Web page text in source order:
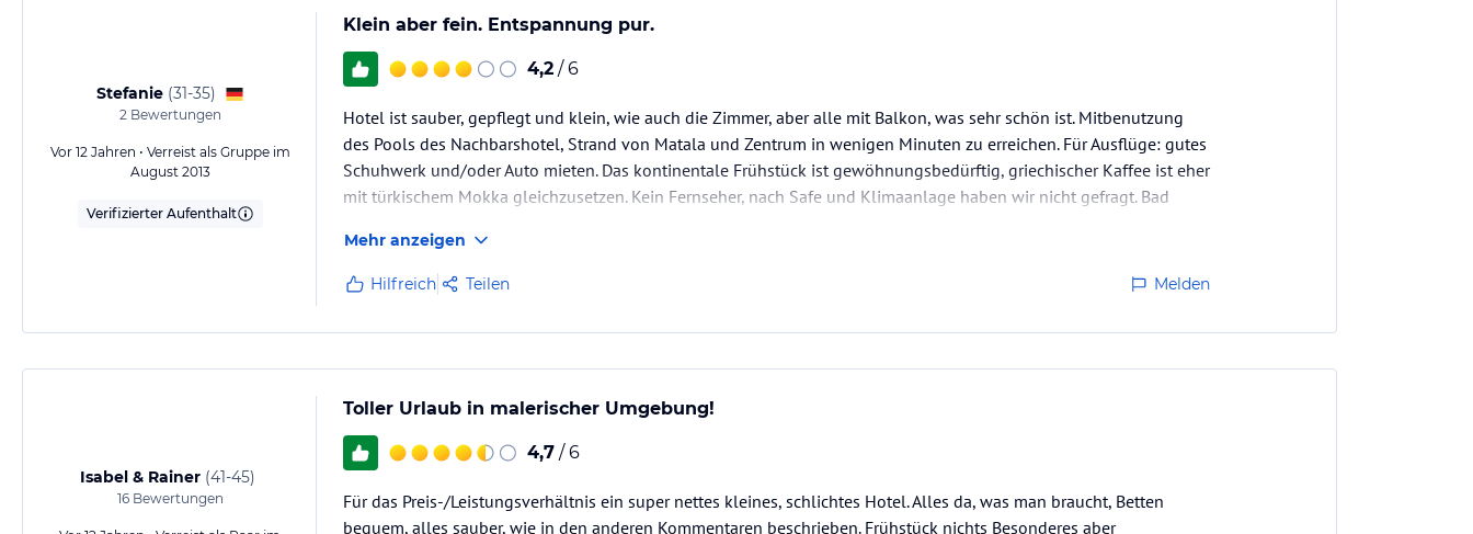
Stefanie (31-35)
2Bewertungen
Vor 12 Jahren • Verreist als Gruppe im
August 2013
Verifizierter Aufenthalt
Klein aber fein. Entspannung pur.
4,2 / 6
Hotel ist sauber, gepflegt und klein, wie auch die Zimmer, aber alle mit Balkon, was sehr schön ist. Mitbenutzung
des Pools des Nachbarshotel, Strand von Matala und Zentrum in wenigen Minuten zu erreichen. Für Ausflüge: gutes
Schuhwerk und/oder Auto mieten. Das kontinentale Frühstück ist gewöhnungsbedürftig, griechischer Kaffee ist eher
mit türkischem Mokka gleichzusetzen. Kein Fernseher, nach Safe und Klimaanlage haben wir nicht gefragt. Bad
Mehr anzeigen
Hilfreich Teilen Melden
Isabel & Rainer (41-45)
16Bewertungen
Toller Urlaub in malerischer Umgebung!
4,7 / 6
Für das Preis-/Leistungsverhältnis ein super nettes kleines, schlichtes Hotel. Alles da, was man braucht, Betten
bequem, alles sauber, wie in den anderen Kommentaren beschrieben. Frühstück nichts Besonderes aber